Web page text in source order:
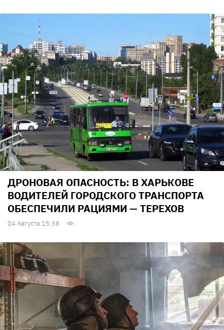
ДРОНОВАЯ ОПАСНОСТЬ: В ХАРЬКОВЕ
ВОДИТЕЛЕЙ ГОРОДСКОГО ТРАНСПОРТА
ОБЕСПЕЧИЛИ РАЦИЯМИ — ТЕРЕХОВ
04 Августа 15:38